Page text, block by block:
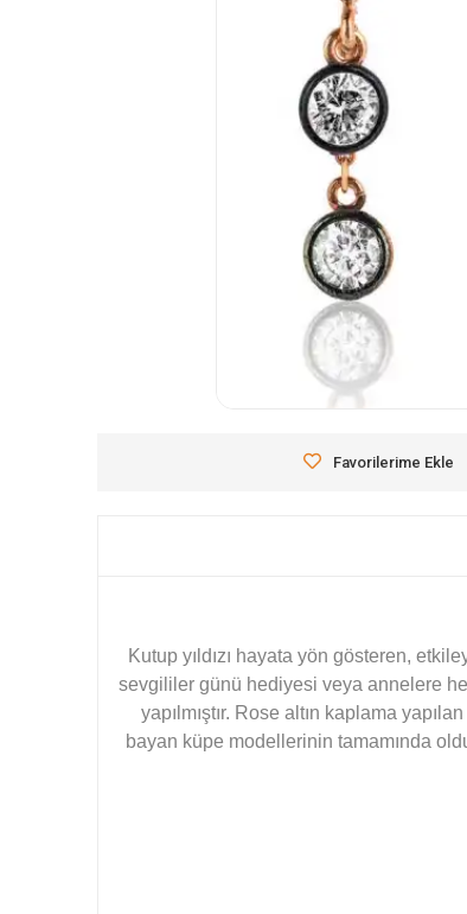
Favorilerime Ekle
Kutup yıldızı hayata yön gösteren,
sevgililer günü hediyesi veya annelere
yapılmıştır. Rose altın kaplama
bayan küpe modellerinin tamamında